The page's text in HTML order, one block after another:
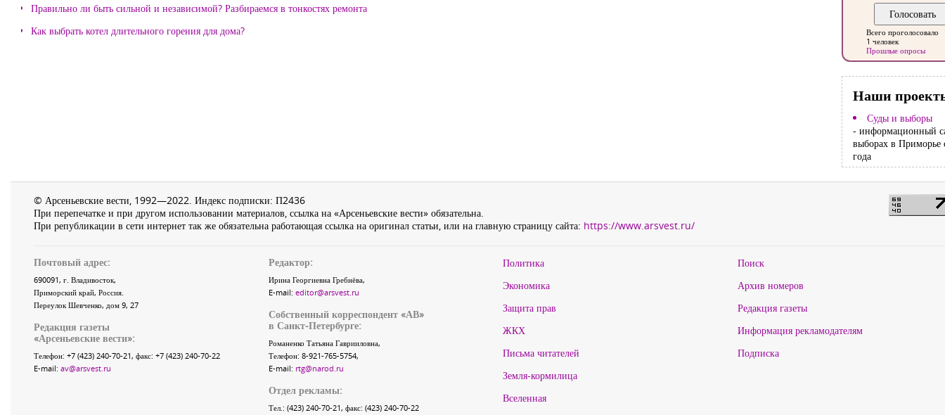
Правильно ли быть сильной и независимой? Разбираемся в тонкостях ремонта
Как выбрать котел длительного горения для дома?
Всего проголосовало
1 человек
Прошлые опросы
Наши
Суды и выборы
- информационный
выборах в Приморье
года
© Арсеньевские вести, 1992—2022. Индекс подписки: П2436
При перепечатке и при другом использовании материалов, ссылка на «Арсеньевские вести» обязательна.
При републикации в сети интернет так же обязательна работающая ссылка на оригинал статьи, или на главную страницу сайта: https://www.arsvest.ru/
Почтовый адрес:
690091, г. Владивосток,
Приморский край, Россия.
Переулок Шевченко, дом 9, 27
Редакция газеты
«Арсеньевские вести»:
Телефон: +7 (423) 240-70-21, факс: +7 (423) 240-70-22
E-mail: av@arsvest.ru
Редактор:
Ирина Георгиевна Гребнёва,
E-mail: editor@arsvest.ru
Собственный корреспондент «АВ»
в Санкт-Петербурге:
Романенко Татьяна Гаврииловна,
Телефон: 8-921-765-5754,
E-mail: rtg@narod.ru
Отдел рекламы:
Тел.: (423) 240-70-21, факс: (423) 240-70-22
Политика
Экономика
Защита прав
ЖКХ
Письма читателей
Земля-кормилица
Вселенная
Поиск
Архив номеров
Редакция газеты
Информация рекламодателям
Подписка